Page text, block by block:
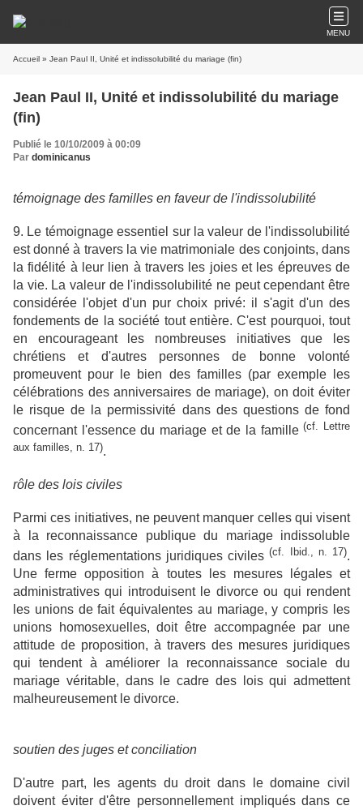
MENU
Accueil » Jean Paul II, Unité et indissolubilité du mariage (fin)
Jean Paul II, Unité et indissolubilité du mariage
(fin)
Publié le 10/10/2009 à 00:09
Par dominicanus
témoignage des familles en faveur de l'indissolubilité
9. Le témoignage essentiel sur la valeur de l'indissolubilité
est donné à travers la vie matrimoniale des conjoints, dans
la fidélité à leur lien à travers les joies et les épreuves de
la vie. La valeur de l'indissolubilité ne peut cependant être
considérée l'objet d'un pur choix privé: il s'agit d'un des
fondements de la société tout entière. C'est pourquoi, tout
en encourageant les nombreuses initiatives que les
chrétiens et d'autres personnes de bonne volonté
promeuvent pour le bien des familles (par exemple les
célébrations des anniversaires de mariage), on doit éviter
le risque de la permissivité dans des questions de fond
concernant l'essence du mariage et de la famille(cf. Lettre
aux familles, n. 17).
rôle des lois civiles
Parmi ces initiatives, ne peuvent manquer celles qui visent
à la reconnaissance publique du mariage indissoluble
dans les réglementations juridiques civiles(cf. Ibid., n. 17).
Une ferme opposition à toutes les mesures légales et
administratives qui introduisent le divorce ou qui rendent
les unions de fait équivalentes au mariage, y compris les
unions homosexuelles, doit être accompagnée par une
attitude de proposition, à travers des mesures juridiques
qui tendent à améliorer la reconnaissance sociale du
mariage véritable, dans le cadre des lois qui admettent
malheureusement le divorce.
soutien des juges et conciliation
D'autre part, les agents du droit dans le domaine civil
doivent éviter d'être personnellement impliqués dans ce